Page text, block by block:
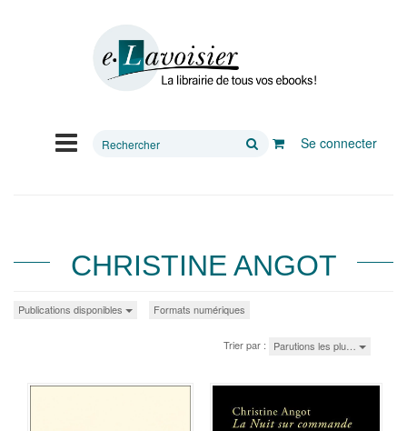
Rechercher
Se connecter
CHRISTINE ANGOT
Publications disponibles Formats numériques
Trier par : Parutions les plu…